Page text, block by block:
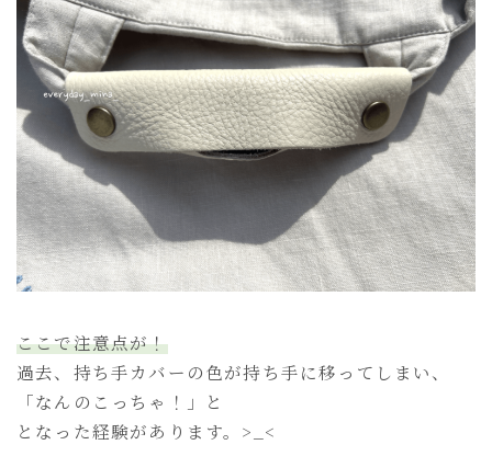
ここで注意点が！
過去、持ち手カバーの色が持ち手に移ってしまい、
「なんのこっちゃ！」と
となった経験があります。>_<